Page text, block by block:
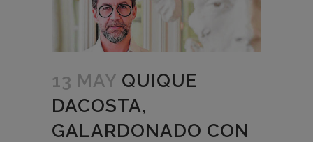
13 MAY QUIQUE
DACOSTA,
GALARDONADO CON